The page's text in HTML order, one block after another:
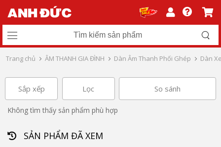
Trang chủ ÂM THANH GIA ĐÌNH Dàn Âm Thanh Phối Ghép Dàn
Sắp xếp Lọc So sánh
Không tìm thấy sản phẩm phù hợp
SẢN PHẨM ĐÃ XEM